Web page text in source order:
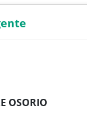
OSORIO